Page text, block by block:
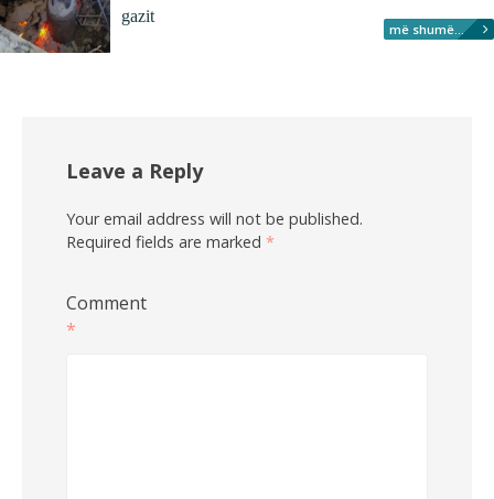
gazit
më shumë...
Leave a Reply
Your email address will not be published.
Required fields are marked *
Comment
*